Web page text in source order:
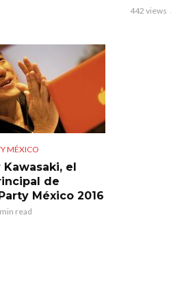
442 views
MÉXICO
Kawasaki, el
de
México 2016
read